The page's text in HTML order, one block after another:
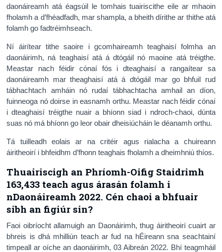
daonáireamh atá éagsúil le tomhais tuairiscithe eile ar mhaoin
fholamh a d’fhéadfadh, mar shampla, a bheith dírithe ar thithe atá
folamh go fadtréimhseach.
Ní áirítear tithe saoire i gcomhaireamh teaghaisí folmha an
daonáirimh, ná teaghaisí atá á dtógáil nó maoine atá tréigthe.
Meastar nach féidir cónaí fós i dteaghaisí a rangaítear sa
daonáireamh mar theaghaisí atá á dtógáil mar go bhfuil rud
tábhachtach amháin nó rudaí tábhachtacha amhail an díon,
fuinneoga nó doirse in easnamh orthu. Meastar nach féidir cónaí
i dteaghaisí tréigthe nuair a bhíonn siad i ndroch-chaoi, dúnta
suas nó má bhíonn go leor obair dheisiúcháin le déanamh orthu.
Tá tuilleadh eolais ar na critéir agus rialacha a chuireann
áiritheoirí i bhfeidhm d’fhonn teaghais fholamh a dheimhniú thíos.
Thuairiscigh an Phríomh-Oifig Staidrimh
163,433 teach agus árasán folamh i
nDaonáireamh 2022. Cén chaoi a bhfuair
sibh an figiúr sin?
Faoi oibríocht allamuigh an Daonáirimh, thug áiritheoirí cuairt ar
bhreis is dhá mhilliún teach ar fud na hÉireann sna seachtainí
timpeall ar oíche an daonáirimh, 03 Aibreán 2022. Bhí teagmháil